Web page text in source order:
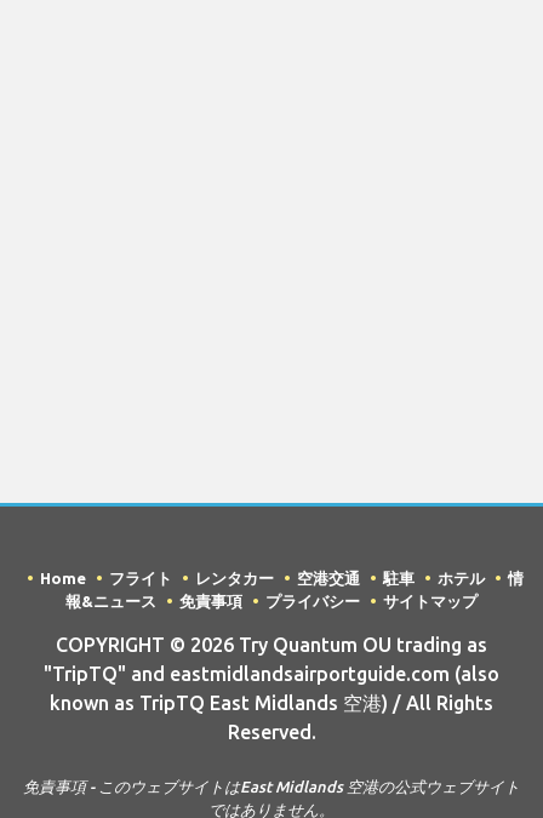
Home フライト レンタカー 空港交通 駐車 ホテル
情
報&ニュース
免責事項 プライバシー サイトマップ
COPYRIGHT © 2026 Try Quantum OU trading as
"TripTQ" and eastmidlandsairportguide.com (also
known as TripTQ East Midlands 空港) / All Rights
Reserved.
免責事項 - このウェブサイトはEast Midlands 空港の公式ウェブサイト
ではありません。